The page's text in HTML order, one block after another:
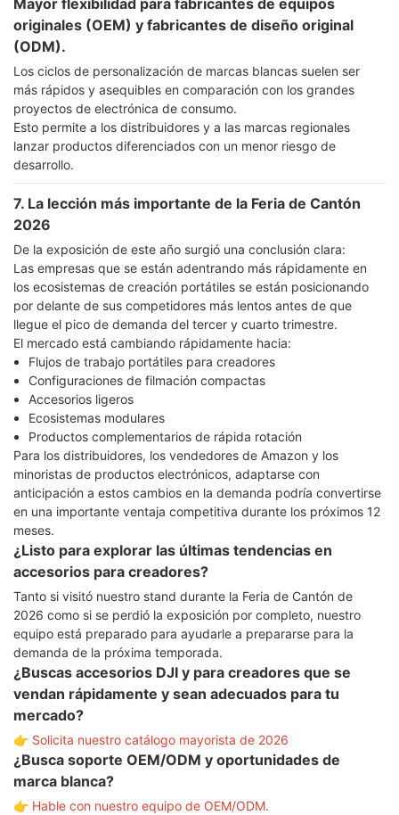
Mayor flexibilidad para fabricantes de equipos
originales (OEM) y fabricantes de diseño original
(ODM).
Los ciclos de personalización de marcas blancas suelen ser
más rápidos y asequibles en comparación con los grandes
proyectos de electrónica de consumo.
Esto permite a los distribuidores y a las marcas regionales
lanzar productos diferenciados con un menor riesgo de
desarrollo.
7. La lección más importante de la Feria de Cantón
2026
De la exposición de este año surgió una conclusión clara:
Las empresas que se están adentrando más rápidamente en
los ecosistemas de creación portátiles se están posicionando
por delante de sus competidores más lentos antes de que
llegue el pico de demanda del tercer y cuarto trimestre.
El mercado está cambiando rápidamente hacia:
Flujos de trabajo portátiles para creadores
Configuraciones de filmación compactas
Accesorios ligeros
Ecosistemas modulares
Productos complementarios de rápida rotación
Para los distribuidores, los vendedores de Amazon y los
minoristas de productos electrónicos, adaptarse con
anticipación a estos cambios en la demanda podría convertirse
en una importante ventaja competitiva durante los próximos 12
meses.
¿Listo para explorar las últimas tendencias en
accesorios para creadores?
Tanto si visitó nuestro stand durante la Feria de Cantón de
2026 como si se perdió la exposición por completo, nuestro
equipo está preparado para ayudarle a prepararse para la
demanda de la próxima temporada.
¿Buscas accesorios DJI y para creadores que se
vendan rápidamente y sean adecuados para tu
mercado?
👉 Solicita nuestro catálogo mayorista de 2026
¿Busca soporte OEM/ODM y oportunidades de
marca blanca?
👉 Hable con nuestro equipo de OEM/ODM.